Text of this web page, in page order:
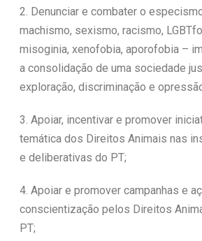
2. Denunciar e combater o
machismo, sexismo, racismo,
misoginia, xenofobia, aporofobia –
a consolidação de uma sociedade
exploração, discriminação e
3. Apoiar, incentivar e promover
temática dos Direitos Animais nas
e deliberativas do PT;
4. Apoiar e promover campanhas e
conscientização pelos Direitos
PT;